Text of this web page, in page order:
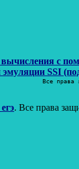
VB 3.
SSI
Все права
. Все права